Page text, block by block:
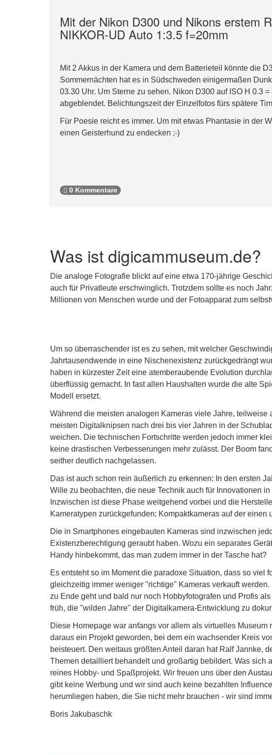
Mit der Nikon D300 und Nikons erstem
NIKKOR-UD Auto 1:3.5 f=20mm
Mit 2 Akkus in der Kamera und dem Batterieteil könnte die
Sommernächten hat es in Südschweden einigermaßen
03.30 Uhr. Um Sterne zu sehen. Nikon D300 auf ISO H 0.3
abgeblendet. Belichtungszeit der Einzelfotos fürs spätere
Für Poesie reicht es immer. Um mit etwas Phantasie in der
einen Geisterhund zu endecken ;-)
0 Kommentare
Was ist digicammuseum.de?
Die analoge Fotografie blickt auf eine etwa 170-jährige
auch für Privatleute erschwinglich. Trotzdem sollte es noch
Millionen von Menschen wurde und der Fotoapparat zum
Um so überraschender ist es zu sehen, mit welcher
Jahrtausendwende in eine Nischenexistenz zurückgedrängt
haben in kürzester Zeit eine atemberaubende Evolution
überflüssig gemacht. In fast allen Haushalten wurde die alte
Modell ersetzt.
Während die meisten analogen Kameras viele Jahre,
meisten Digitalknipsen nach drei bis vier Jahren in der
weichen. Die technischen Fortschritte werden jedoch immer
keine drastischen Verbesserungen mehr zulässt. Der Boom
seither deutlich nachgelassen.
Das ist auch schon rein äußerlich zu erkennen: In den ersten
Wille zu beobachten, die neue Technik auch für Innovationen
Inzwischen ist diese Phase weitgehend vorbei und die
Kameratypen zurückgefunden: Kompaktkameras auf der einen
Die in Smartphones eingebauten Kameras sind inzwischen
Existenzberechtigung geraubt haben. Wozu ein separates
Handy hinbekommt, das man zudem immer in der Tasche hat?
Es entsteht so im Moment die paradoxe Situation, dass so viel
gleichzeitig immer weniger "richtige" Kameras verkauft
zu Ende geht und bald nur noch Hobbyfotografen und Profis
früh, die "wilden Jahre" der Digitalkamera-Entwicklung zu
Diese Homepage war anfangs vor allem als virtuelles
daraus ein Projekt geworden, bei dem ein wachsender Kreis
beisteuert. Den weitaus größten Anteil daran hat Ralf Jannke,
Themen detailliert behandelt und großartig bebildert. Was sich
reines Hobby- und Spaßprojekt. Wir freuen uns über den
gibt keine Werbung und wir sind auch keine bezahlten
herumliegen haben, die Sie nicht mehr brauchen - wir sind
Boris Jakubaschk